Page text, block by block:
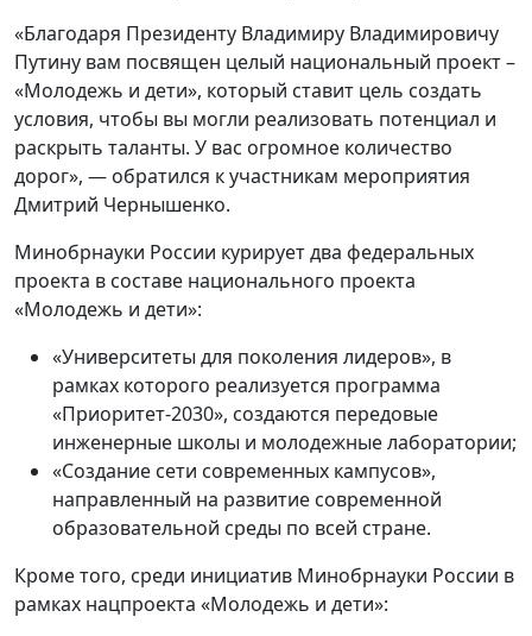
«Благодаря Президенту Владимиру Владимировичу
Путину вам посвящен целый национальный проект –
«Молодежь и дети», который ставит цель создать
условия, чтобы вы могли реализовать потенциал и
раскрыть таланты. У вас огромное количество
дорог», — обратился к участникам мероприятия
Дмитрий Чернышенко.
Минобрнауки России курирует два федеральных
проекта в составе национального проекта
«Молодежь и дети»:
«Университеты для поколения лидеров», в
рамках которого реализуется программа
«Приоритет-2030», создаются передовые
инженерные школы и молодежные лаборатории;
«Создание сети современных кампусов»,
направленный на развитие современной
образовательной среды по всей стране.
Кроме того, среди инициатив Минобрнауки России в
рамках нацпроекта «Молодежь и дети»: